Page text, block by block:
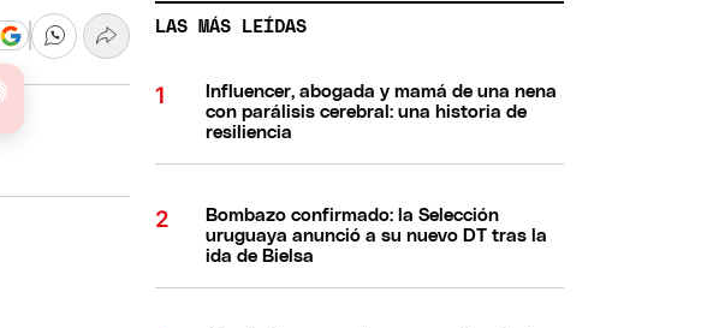
LAS MÁS LEÍDAS
Influencer, abogada y mamá de una nena
con parálisis cerebral: una historia de
resiliencia
Bombazo confirmado: la Selección
uruguaya anunció a su nuevo DT tras la
ida de Bielsa